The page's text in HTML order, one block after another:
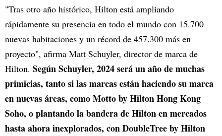
"Tras otro año histórico, Hilton está ampliando
rápidamente su presencia en todo el mundo con 15.700
nuevas habitaciones y un récord de 457.300 más en
proyecto", afirma Matt Schuyler, director de marca de
Hilton. Según Schuyler, 2024 será un año de muchas
primicias, tanto si las marcas están haciendo su marca
en nuevas áreas, como Motto by Hilton Hong Kong
Soho, o plantando la bandera de Hilton en mercados
hasta ahora inexplorados, con DoubleTree by Hilton